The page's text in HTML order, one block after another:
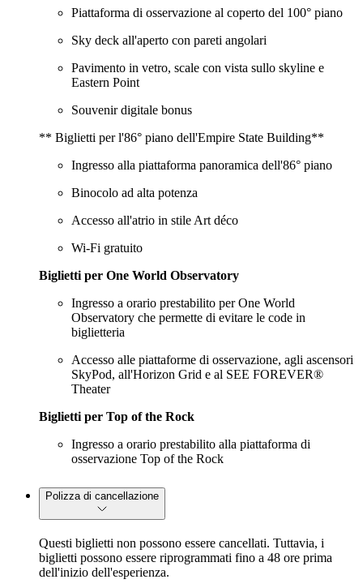
Piattaforma di osservazione al coperto del 100° piano
Sky deck all'aperto con pareti angolari
Pavimento in vetro, scale con vista sullo skyline e
Eastern Point
Souvenir digitale bonus
** Biglietti per l'86° piano dell'Empire State Building**
Ingresso alla piattaforma panoramica dell'86° piano
Binocolo ad alta potenza
Accesso all'atrio in stile Art déco
Wi-Fi gratuito
Biglietti per One World Observatory
Ingresso a orario prestabilito per One World
Observatory che permette di evitare le code in
biglietteria
Accesso alle piattaforme di osservazione, agli ascensori
SkyPod, all'Horizon Grid e al SEE FOREVER®
Theater
Biglietti per Top of the Rock
Ingresso a orario prestabilito alla piattaforma di
osservazione Top of the Rock
Polizza di cancellazione
Questi biglietti non possono essere cancellati. Tuttavia, i
biglietti possono essere riprogrammati fino a 48 ore prima
dell'inizio dell'esperienza.